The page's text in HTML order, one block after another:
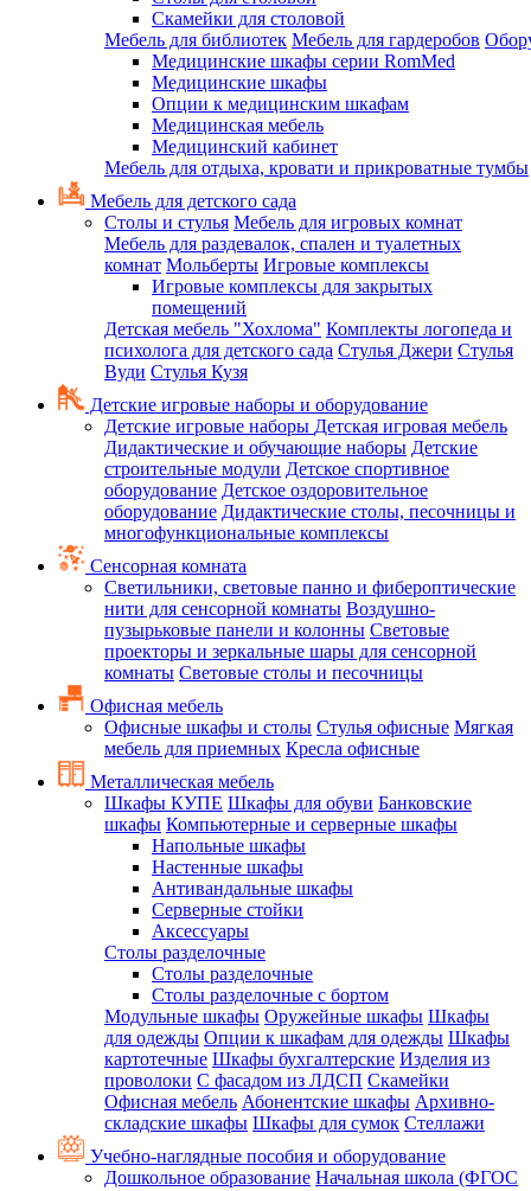
Скамейки для столовой
Мебель для библиотек Мебель для гардеробов
Медицинские шкафы серии RomMed
Медицинские шкафы
Опции к медицинским шкафам
Медицинская мебель
Медицинский кабинет
Мебель для отдыха, кровати и прикроватные тумбы
Мебель для детского сада
Столы и стулья Мебель для игровых комнат
Мебель для раздевалок, спален и туалетных
комнат Мольберты Игровые комплексы
Игровые комплексы для закрытых
помещений
Детская мебель "Хохлома" Комплекты логопеда и
психолога для детского сада Стулья Джери Стулья
Вуди Стулья Кузя
Детские игровые наборы и оборудование
Детские игровые наборы Детская игровая мебель
Дидактические и обучающие наборы Детские
строительные модули Детское спортивное
оборудование Детское оздоровительное
оборудование Дидактические столы, песочницы и
многофункциональные комплексы
Сенсорная комната
Светильники, световые панно и фибероптические
нити для сенсорной комнаты Воздушно-
пузырьковые панели и колонны Световые
проекторы и зеркальные шары для сенсорной
комнаты Световые столы и песочницы
Офисная мебель
Офисные шкафы и столы Стулья офисные Мягкая
мебель для приемных Кресла офисные
Металлическая мебель
Шкафы КУПЕ Шкафы для обуви Банковские
шкафы Компьютерные и серверные шкафы
Напольные шкафы
Настенные шкафы
Антивандальные шкафы
Серверные стойки
Аксессуары
Столы разделочные
Столы разделочные
Столы разделочные с бортом
Модульные шкафы Оружейные шкафы Шкафы
для одежды Опции к шкафам для одежды Шкафы
картотечные Шкафы бухгалтерские Изделия из
проволоки С фасадом из ЛДСП Скамейки
Офисная мебель Абонентские шкафы Архивно-
складские шкафы Шкафы для сумок Стеллажи
Учебно-наглядные пособия и оборудование
Дошкольное образование Начальная школа (ФГОС